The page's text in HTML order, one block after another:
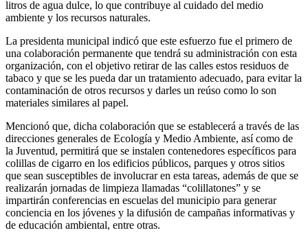
litros de agua dulce, lo que contribuye al cuidado del medio
ambiente y los recursos naturales.
La presidenta municipal indicó que este esfuerzo fue el primero de
una colaboración permanente que tendrá su administración con esta
organización, con el objetivo retirar de las calles estos residuos de
tabaco y que se les pueda dar un tratamiento adecuado, para evitar la
contaminación de otros recursos y darles un reúso como lo son
materiales similares al papel.
Mencionó que, dicha colaboración que se establecerá a través de las
direcciones generales de Ecología y Medio Ambiente, así como de
la Juventud, permitirá que se instalen contenedores específicos para
colillas de cigarro en los edificios públicos, parques y otros sitios
que sean susceptibles de involucrar en esta tareas, además de que se
realizarán jornadas de limpieza llamadas “colillatones” y se
impartirán conferencias en escuelas del municipio para generar
conciencia en los jóvenes y la difusión de campañas informativas y
de educación ambiental, entre otras.